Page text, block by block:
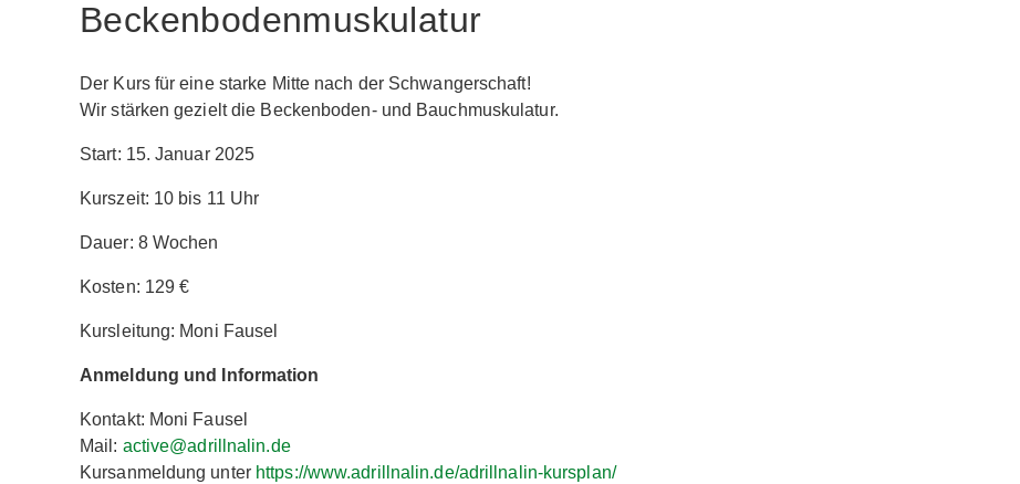
Beckenbodenmuskulatur
Der Kurs für eine starke Mitte nach der Schwangerschaft!
Wir stärken gezielt die Beckenboden- und Bauchmuskulatur.
Start: 15. Januar 2025
Kurszeit: 10 bis 11 Uhr
Dauer: 8 Wochen
Kosten: 129 €
Kursleitung: Moni Fausel
Anmeldung und Information
Kontakt: Moni Fausel
Mail: active@adrillnalin.de
Kursanmeldung unter https://www.adrillnalin.de/adrillnalin-kursplan/